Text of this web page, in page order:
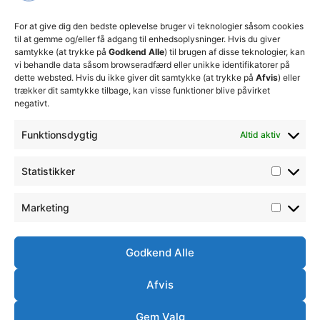
For at give dig den bedste oplevelse bruger vi teknologier såsom cookies
til at gemme og/eller få adgang til enhedsoplysninger. Hvis du giver
samtykke (at trykke på Godkend Alle) til brugen af disse teknologier, kan
vi behandle data såsom browseradfærd eller unikke identifikatorer på
dette websted. Hvis du ikke giver dit samtykke (at trykke på Afvis) eller
trækker dit samtykke tilbage, kan visse funktioner blive påvirket
negativt.
Funktionsdygtig Altid aktiv
Statistikker
Marketing
Godkend Alle
Afvis
Gem Valg
økonomiske
beslutninger
for at
sikre
klubbens
DBU
Thisted
13. juli 2026